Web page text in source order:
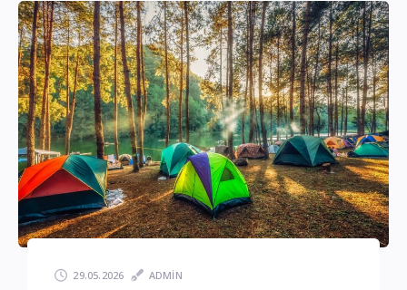
Seçenekleri
ve
Fiyatlar
29.05.2026 ADMIN